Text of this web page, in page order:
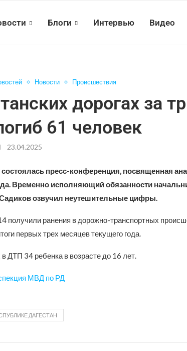
Блоги Интервью Видео
Новости Происшествия
дорогах за
61 человек
23.04.2025
пресс-конференция, посвященная
Временно исполняющий обязанности
озвучил неутешительные цифры.
получили ранения в дорожно-транспортных
первых трех месяцев текущего года.
ДТП 34 ребенка в возрасте до 16 лет.
МВД по РД
ДАГЕСТАН